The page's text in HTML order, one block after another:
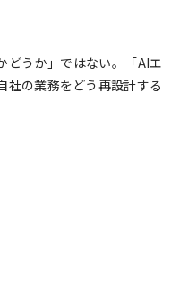
どうか」ではない。「AIエ
社の業務をどう再設計する